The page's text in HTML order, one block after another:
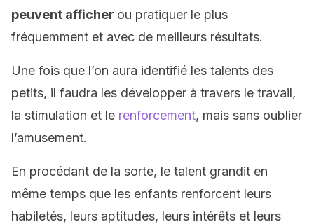
peuvent afficher ou pratiquer le plus
fréquemment et avec de meilleurs résultats.
Une fois que l’on aura identifié les talents des
petits, il faudra les développer à travers le travail,
la stimulation et le renforcement, mais sans oublier
l’amusement.
En procédant de la sorte, le talent grandit en
même temps que les enfants renforcent leurs
habiletés, leurs aptitudes, leurs intérêts et leurs